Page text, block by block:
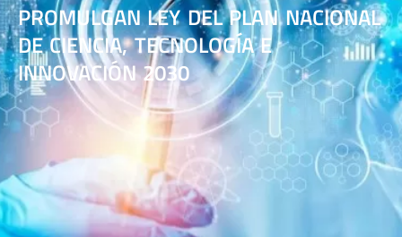
PROMULGAN LEY DEL PLAN NACIONAL
DE CIENCIA, TECNOLOGÍA E
INNOVACIÓN 2030